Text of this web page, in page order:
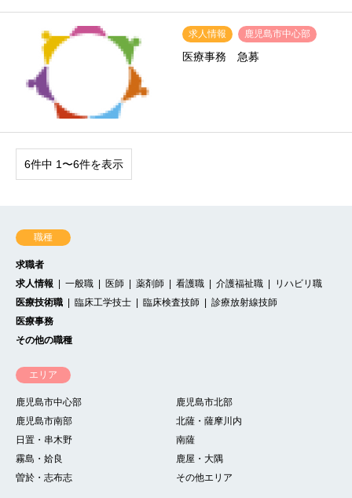
求人情報 鹿児島市中心部
医療事務 急募
6件中 1〜6件を表示
職種
求職者
求人情報
一般職 医師 薬剤師 看護職 介護福祉職
リハビリ職
医療技術職
臨床工学技士 臨床検査技師
診療放射線技師
医療事務
その他の職種
エリア
鹿児島市中心部
鹿児島市北部
鹿児島市南部
北薩・薩摩川内
日置・串木野
南薩
霧島・姶良
鹿屋・大隅
曽於・志布志
その他エリア